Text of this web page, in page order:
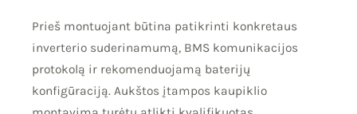
Prieš montuojant būtina patikrinti konkretaus
inverterio suderinamumą, BMS komunikacijos
protokolą ir rekomenduojamą baterijų
konfigūraciją. Aukštos įtampos kaupiklio